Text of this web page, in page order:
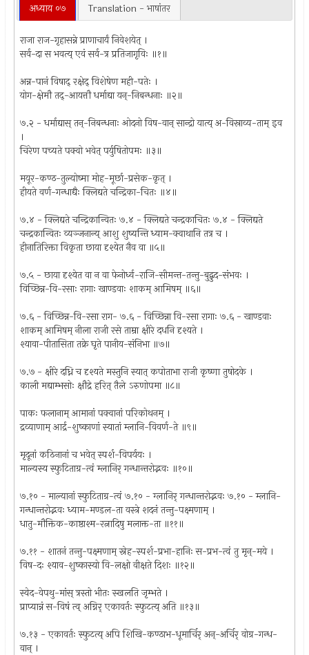
अध्याय ०७ Translation - भाषांतर
राजा राज-गृहासन्ने प्राणाचार्यं निवेशयेत् ।
सर्व-दा स भवत्य् एवं सर्व-त्र प्रतिजागृविः ॥१॥
अन्न-पानं विषाद् रक्षेद् विशेषेण मही-पतेः ।
योग-क्षेमौ तद्-आयत्तौ धर्माद्या यन्-निबन्धनाः ॥२॥
७.२ - धर्माद्यास् तन्-निबन्धनाः ओदनो विष-वान् सान्द्रो यात्य् अ-विस्राव्य-ताम् इव
।
चिरेण पच्यते पक्वो भवेत् पर्युषितोपमः ॥३॥
मयूर-कण्ठ-तुल्योष्मा मोह-मूर्छा-प्रसेक-कृत् ।
हीयते वर्ण-गन्धाद्यैः क्लिद्यते चन्द्रिका-चितः ॥४॥
७.४ - क्लिद्यते चन्द्रिकान्वितः ७.४ - क्लिद्यते चन्द्रकाचितः ७.४ - क्लिद्यते
चन्द्रकान्वितः व्यञ्जनान्य् आशु शुष्यन्ति ध्याम-क्वाथानि तत्र च ।
हीनातिरिक्ता विकृता छाया दृश्येत नैव वा ॥५॥
७.५ - छाया दृश्येत वा न वा फेनोर्ध्व-राजि-सीमन्त-तन्तु-बुद्बुद-संभवः ।
विच्छिन्न-वि-रसाः रागाः खाण्डवाः शाकम् आमिषम् ॥६॥
७.६ - विच्छिन्न-वि-रसा राग- ७.६ - विच्छिन्ना वि-रसा रागाः ७.६ - खाण्डवाः
शाकम् आमिषम् नीला राजी रसे ताम्रा क्षीरे दधनि दृश्यते ।
श्यावा-पीतासिता तक्रे घृते पानीय-संनिभा ॥७॥
७.७ - क्षीरे दध्नि च दृश्यते मस्तुनि स्यात् कपोताभा राजी कृष्णा तुषोदके ।
काली मद्याम्भसोः क्षौद्रे हरित् तैले ऽरुणोपमा ॥८॥
पाकः फलानाम् आमानां पक्वानां परिकोथनम् ।
द्रव्याणाम् आर्द्र-शुष्काणां स्यातां म्लानि-विवर्ण-ते ॥९॥
मृदूनां कठिनानां च भवेत् स्पर्श-विपर्ययः ।
माल्यस्य स्फुटिताग्र-त्वं म्लानिर् गन्धान्तरोद्भवः ॥१०॥
७.१० - माल्यानां स्फुटिताग्र-त्वं ७.१० - ग्लानिर् गन्धान्तरोद्भवः ७.१० - म्लानि-
गन्धान्तरोद्भवः ध्याम-मण्डल-ता वस्त्रे शदनं तन्तु-पक्ष्मणाम् ।
धातु-मौक्तिक-काष्ठाश्म-रत्नादिषु मलाक्त-ता ॥११॥
७.११ - शातनं तन्तु-पक्ष्मणाम् स्नेह-स्पर्श-प्रभा-हानिः स-प्रभ-त्वं तु मृन्-मये ।
विष-दः श्याव-शुष्कास्यो वि-लक्षो वीक्षते दिशः ॥१२॥
स्वेद-वेपथु-मांस् त्रस्तो भीतः स्खलति जृम्भते ।
प्राप्यान्नं स-विषं त्व् अग्निर् एकावर्तः स्फुटत्य् अति ॥१३॥
७.१३ - एकावर्तः स्फुटत्य् अपि शिखि-कण्ठाभ-धूमार्चिर् अन्-अर्चिर् वोग्र-गन्ध-
वान् ।